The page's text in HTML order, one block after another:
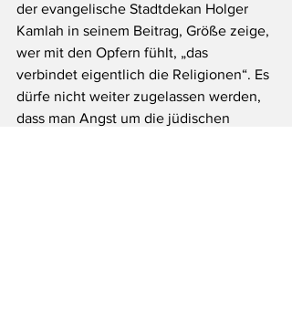
der evangelische Stadtdekan Holger
Kamlah in seinem Beitrag, Größe zeige,
wer mit den Opfern fühlt, „das
verbindet eigentlich die Religionen“. Es
dürfe nicht weiter zugelassen werden,
dass man Angst um die jüdischen